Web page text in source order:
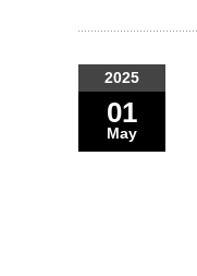
2025
01
May